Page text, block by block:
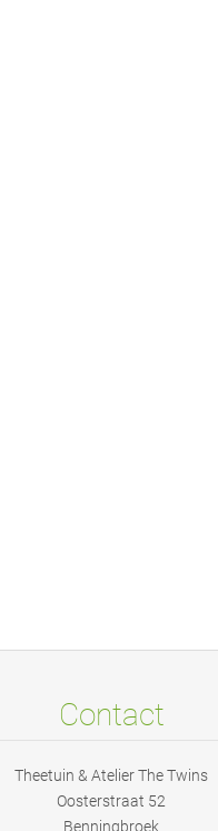
Contact
Theetuin & Atelier The Twins
Oosterstraat 52
Benningbroek